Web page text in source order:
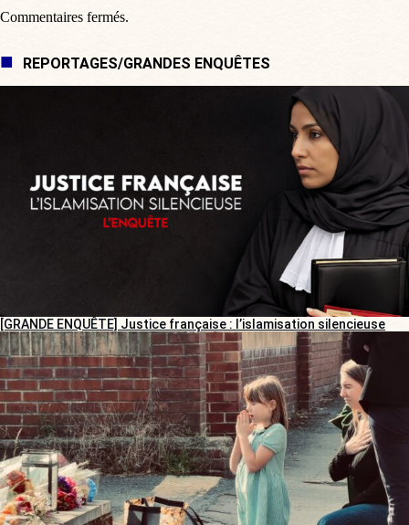
Commentaires fermés.
REPORTAGES/GRANDES ENQUÊTES
[GRANDE ENQUÊTE] Justice française : l’islamisation silencieuse